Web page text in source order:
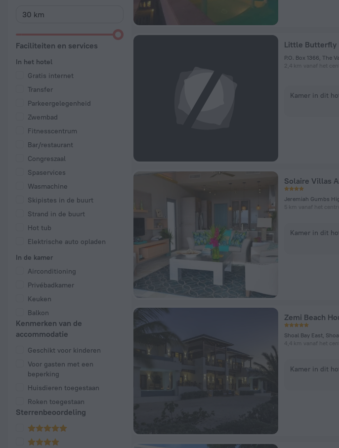
Faciliteiten en services
In het hotel
Gratis internet
Transfer
Parkeergelegenheid
Zwembad
Fitnesscentrum
Bar/restaurant
Congreszaal
Spaservices
Wasmachine
Skipistes in de buurt
Strand in de buurt
Hot tub
Elektrische auto opladen
In de kamer
Airconditioning
Privébadkamer
Keuken
Balkon
Kenmerken van de
accommodatie
Geschikt voor kinderen
Voor gasten met een
beperking
Huisdieren toegestaan
Roken toegestaan
Sterrenbeoordeling
Little Butterfly
P.O. Box 1366, The
2,4 km vanaf het
Kamer in dit
Solaire Villas
Jeremiah Gumbs
5 km vanaf het
Kamer in dit
Zemi Beach
Shoal Bay East,
4,4 km vanaf het
Kamer in dit